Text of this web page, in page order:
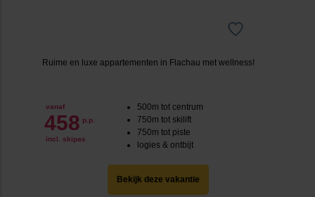
Ruime en luxe appartementen in Flachau met wellness!
vanaf
458 p.p.
incl. skipas
500m tot centrum
750m tot skilift
750m tot piste
logies & ontbijt
Bekijk deze vakantie